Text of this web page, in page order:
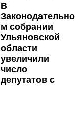
В
Законодательно
м собрании
Ульяновской
области
увеличили
число
депутатов с